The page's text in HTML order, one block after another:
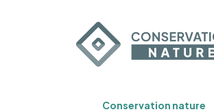
Conservation nature